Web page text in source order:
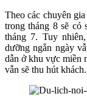
Theo các chuyên
trong tháng 8 sẽ có
tháng 7. Tuy
dưỡng ngắn ngày
dẫn ở khu vực miền
vẫn sẽ thu hút khách.